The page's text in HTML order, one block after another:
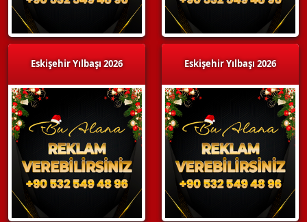
Eskişehir Yılbaşı 2026 Eskişehir Yılbaşı 2026